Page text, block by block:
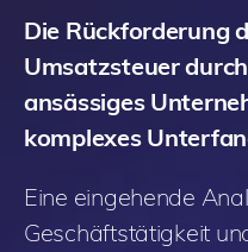
Die Rückforderung
Umsatzsteuer
ansässiges
komplexes
Eine eingehende
Geschäftstätigkeit